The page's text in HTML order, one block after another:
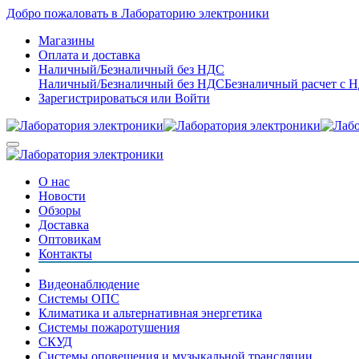
Добро пожаловать в Лабораторию электроники
Магазины
Оплата и доставка
Наличный/Безналичный без НДС
Наличный/Безналичный без НДСБезналичный расчет с
Зарегистрироваться или Войти
О нас
Новости
Обзоры
Доставка
Оптовикам
Контакты
Видеонаблюдение
Системы ОПС
Климатика и альтернативная энергетика
Системы пожаротушения
СКУД
Системы оповещения и музыкальной трансляции